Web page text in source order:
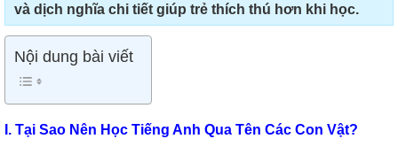
và dịch nghĩa chi tiết giúp trẻ thích thú hơn khi học.
Nội dung bài viết
I. Tại Sao Nên Học Tiếng Anh Qua Tên Các Con Vật?